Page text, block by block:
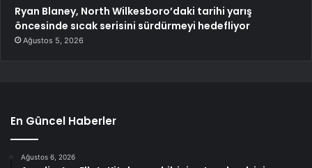
Ryan Blaney, North Wilkesboro’daki tarihi yarış
öncesinde sıcak serisini sürdürmeyi hedefliyor
Ağustos 5, 2026
En Güncel Haberler
Ağustos 6, 2026